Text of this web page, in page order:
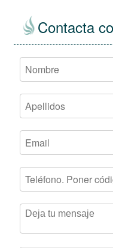
Contacta